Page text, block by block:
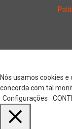
Nós usamos cookies
concorda com tal
Configurações